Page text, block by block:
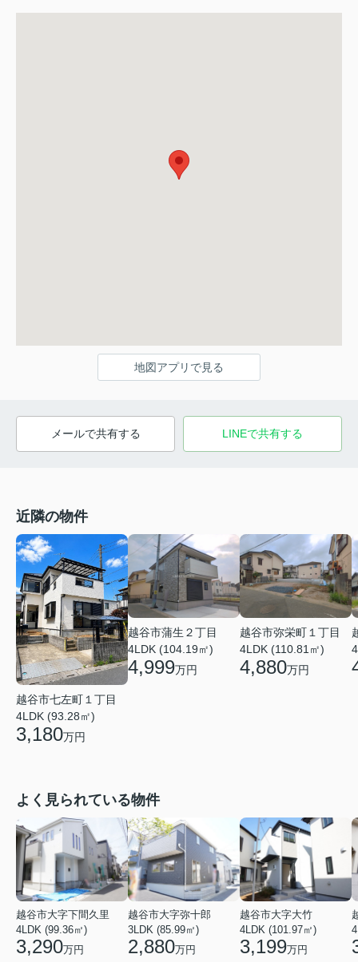
地図アプリで見る
メールで共有する LINEで共有する
近隣の物件
越谷市七左町１丁目
4LDK (93.28㎡)
3,180万円
越谷市蒲生２丁目
4LDK (104.19㎡)
4,999万円
越谷市弥栄町１丁目
4LDK (110.81㎡)
4,880万円
よく見られている物件
越谷市大字下間久里
4LDK (99.36㎡)
3,290万円
越谷市大字弥十郎
3LDK (85.99㎡)
2,880万円
越谷市大字大竹
4LDK (101.97㎡)
3,199万円